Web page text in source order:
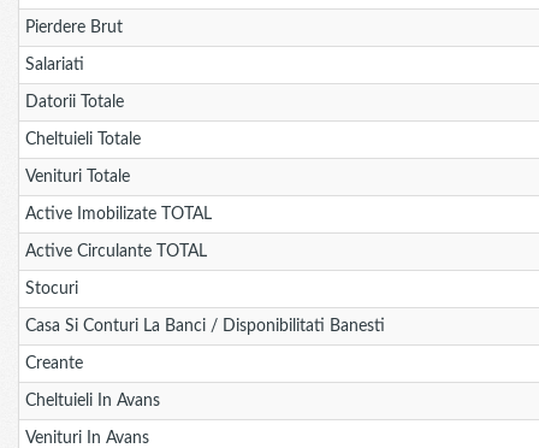
Pierdere Brut
Salariati
Datorii Totale
Cheltuieli Totale
Venituri Totale
Active Imobilizate TOTAL
Active Circulante TOTAL
Stocuri
Casa Si Conturi La Banci / Disponibilitati Banesti
Creante
Cheltuieli In Avans
Venituri In Avans